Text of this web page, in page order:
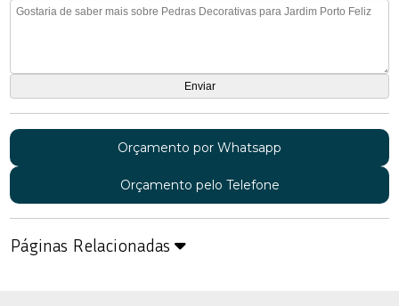
Orçamento por Whatsapp
Orçamento pelo Telefone
Páginas Relacionadas